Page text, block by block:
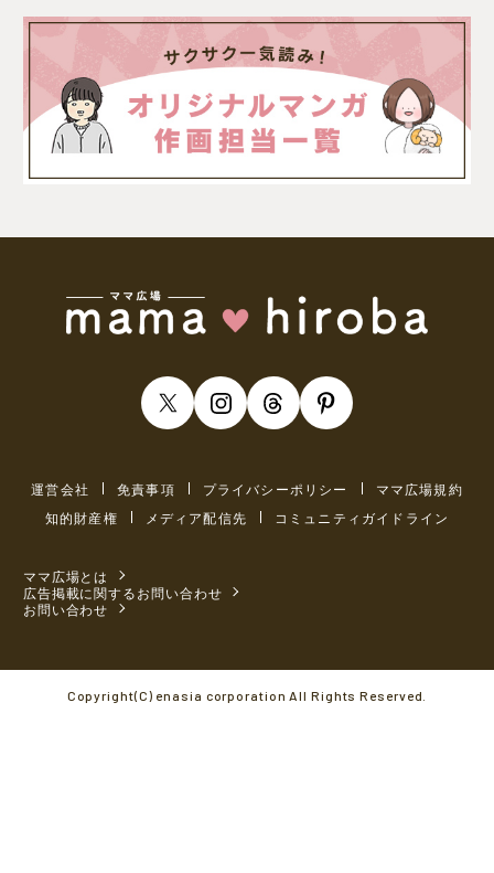
運営会社 免責事項 プライバシーポリシー
ママ広場規約
知的財産権
メディア配信先 コミュニティガイドライン
ママ広場とは
広告掲載に関するお問い合わせ
お問い合わせ
Copyright(C) enasia corporation All Rights Reserved.